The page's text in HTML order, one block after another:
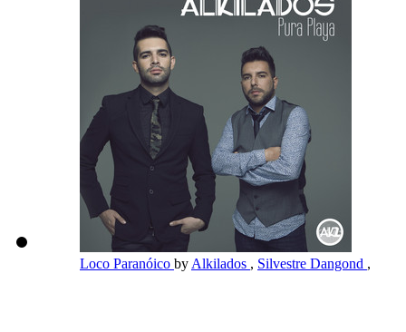
Loco Paranóico by Alkilados , Silvestre Dangond ,